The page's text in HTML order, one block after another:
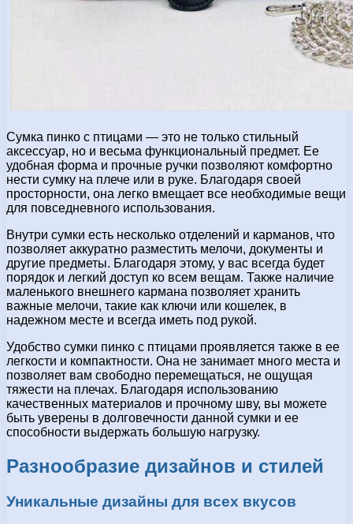
Сумка пинко с птицами — это не только стильный
аксессуар, но и весьма функциональный предмет. Ее
удобная форма и прочные ручки позволяют комфортно
нести сумку на плече или в руке. Благодаря своей
просторности, она легко вмещает все необходимые вещи
для повседневного использования.
Внутри сумки есть несколько отделений и карманов, что
позволяет аккуратно разместить мелочи, документы и
другие предметы. Благодаря этому, у вас всегда будет
порядок и легкий доступ ко всем вещам. Также наличие
маленького внешнего кармана позволяет хранить
важные мелочи, такие как ключи или кошелек, в
надежном месте и всегда иметь под рукой.
Удобство сумки пинко с птицами проявляется также в ее
легкости и компактности. Она не занимает много места и
позволяет вам свободно перемещаться, не ощущая
тяжести на плечах. Благодаря использованию
качественных материалов и прочному шву, вы можете
быть уверены в долговечности данной сумки и ее
способности выдержать большую нагрузку.
Разнообразие дизайнов и стилей
Уникальные дизайны для всех вкусов